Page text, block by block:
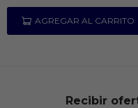
Recibir